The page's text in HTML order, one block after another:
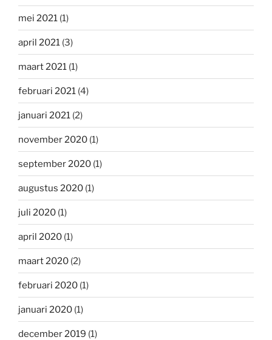
mei 2021 (1)
april 2021 (3)
maart 2021 (1)
februari 2021 (4)
januari 2021 (2)
november 2020 (1)
september 2020 (1)
augustus 2020 (1)
juli 2020 (1)
april 2020 (1)
maart 2020 (2)
februari 2020 (1)
januari 2020 (1)
december 2019 (1)